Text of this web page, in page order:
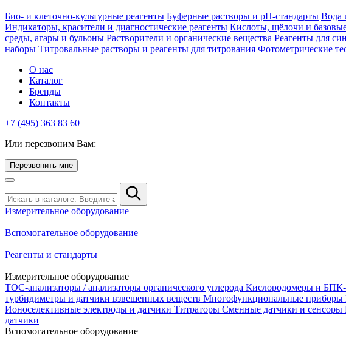
Био- и клеточно-культурные реагенты Буферные растворы и pH-стандарты Вода
Индикаторы, красители и диагностические реагенты Кислоты, щёлочи и
среды, агары и бульоны Растворители и органические вещества Реагенты для
наборы Титровальные растворы и реагенты для титрования Фотометрические
О нас
Каталог
Бренды
Контакты
+7 (495) 363 83 60
Или перезвоним Вам:
Перезвонить мне
Измерительное оборудование
Вспомогательное оборудование
Реагенты и стандарты
Измерительное оборудование
TOC-анализаторы / анализаторы органического углерода Кислородомеры и БПК-
турбидиметры и датчики взвешенных веществ Многофункциональные приборы
Ионоселективные электроды и датчики Титраторы Сменные датчики и сенсоры
датчики
Вспомогательное оборудование